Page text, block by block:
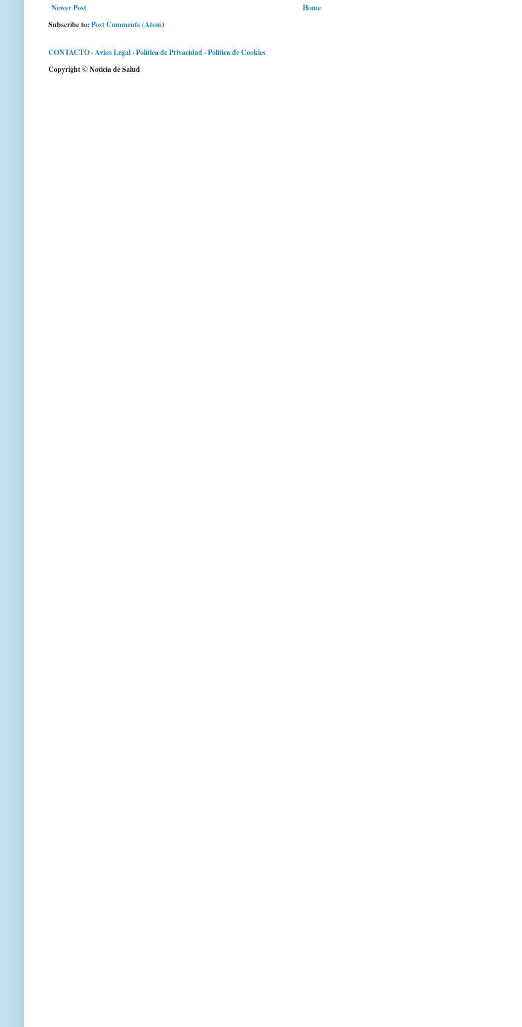
Newer Post
Home
Subscribe to: Post Comments (Atom)
CONTACTO·Aviso Legal·Política de Privacidad·Política de Cookies
Copyright © Noticia de Salud